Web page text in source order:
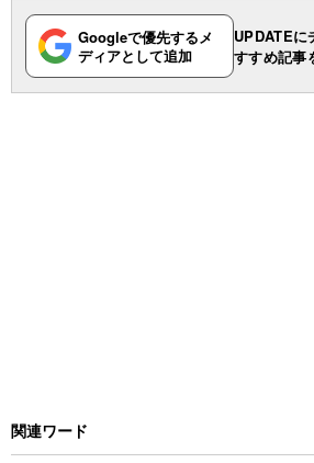
Googleで優先するメ
ディアとして追加
UPDATEに
すすめ記事
関連ワード